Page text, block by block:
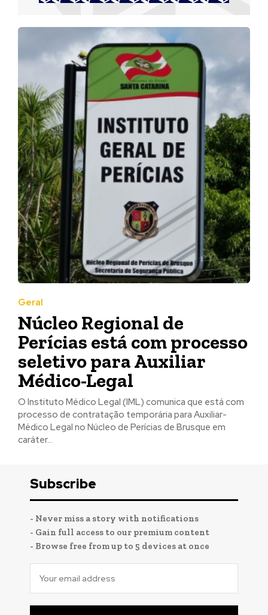
Geral
Núcleo Regional de
Perícias está com processo
seletivo para Auxiliar
Médico-Legal
O Instituto Médico Legal (IML) comunica que está com
processo de contratação temporária para Auxiliar-
Médico Legal no Núcleo de Perícias de Brusque em
caráter...
Subscribe
- Never miss a story with notifications
- Gain full access to our premium content
- Browse free from up to 5 devices at once